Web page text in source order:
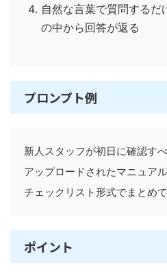
自然な言葉で質問する
の中から回答が返る
プロンプト例
新人スタッフが初日に確認す
アップロードされたマニュア
ポイント